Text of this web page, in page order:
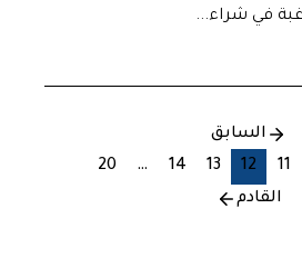
في شراء...
السابق
11
12
13
14
…
20
القادم